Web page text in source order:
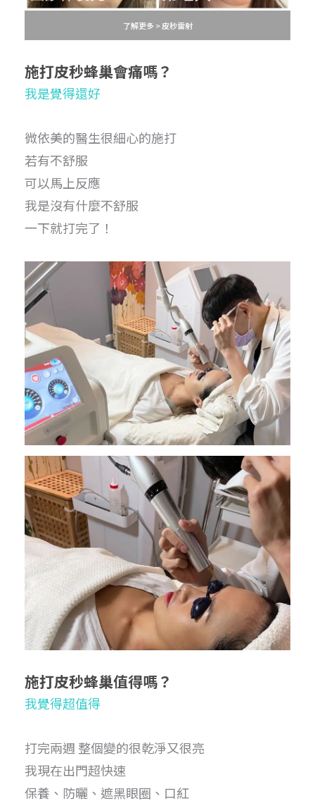
了解更多 > 皮秒雷射
施打皮秒蜂巢會痛嗎？
我是覺得還好
微依美的醫生很細心的施打
若有不舒服
可以馬上反應
我是沒有什麼不舒服
一下就打完了！
施打皮秒蜂巢值得嗎？
我覺得超值得
打完兩週 整個變的很乾淨又很亮
我現在出門超快速
保養、防曬、遮黑眼圈、口紅